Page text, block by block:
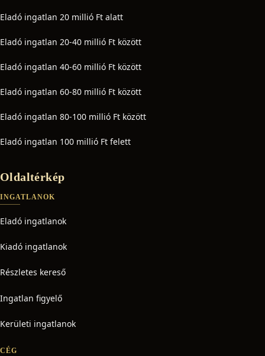
Eladó ingatlan 20 millió Ft alatt
Eladó ingatlan 20-40 millió Ft között
Eladó ingatlan 40-60 millió Ft között
Eladó ingatlan 60-80 millió Ft között
Eladó ingatlan 80-100 millió Ft között
Eladó ingatlan 100 millió Ft felett
Oldaltérkép
INGATLANOK
Eladó ingatlanok
Kiadó ingatlanok
Részletes kereső
Ingatlan figyelő
Kerületi ingatlanok
CÉG